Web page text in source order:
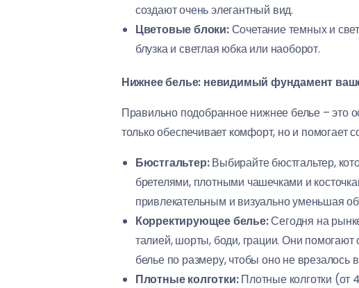
создают очень элегантный вид.
Цветовые блоки:Сочетание темных и
блузка и светлая юбка или наоборот.
Нижнее белье: невидимый фундамент
Правильно подобранное нижнее белье – это
только обеспечивает комфорт, но и помогает
Бюстгальтер:Выбирайте бюстгальтер,
бретелями, плотными чашечками и
привлекательным и визуально уменьшая
Корректирующее белье:Сегодня на
талией, шорты, боди, грации. Они помогают
белье по размеру, чтобы оно не врезалось
Плотные колготки:Плотные колготки (от